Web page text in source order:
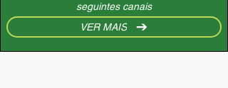
seguintes canais
VER MAIS